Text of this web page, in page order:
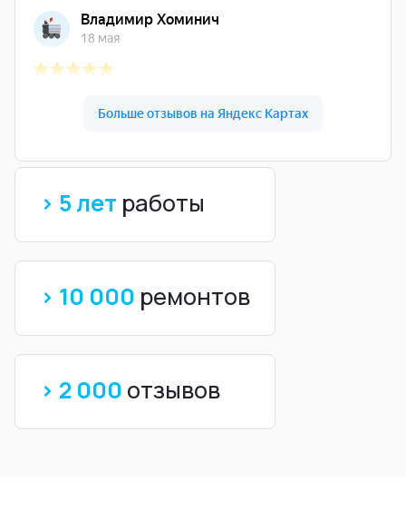
> 5 лет работы
> 10 000 ремонтов
> 2 000 отзывов